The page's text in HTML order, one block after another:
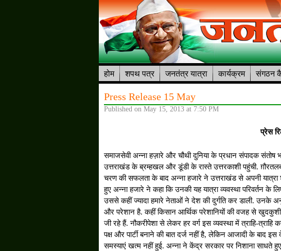
होम शपथ पत्र जनतंत्र यात्रा कार्यक्रम संगठन
Press Release 15 May
Published on May 15, 2013 at 7:50 PM
प्रेस
समाजसेवी अन्ना हज़ारे और चौथी दुनिया के प्रधान संपादक
उत्तराखंड के ब्रम्हखल और डूंडी के रास्ते उत्तरकाशी पहुंची.
चरण की सफलता के बाद अन्ना हजारे ने उत्तराखंड से अपनी
हुए अन्ना हजारे ने कहा कि उनकी यह यात्रा व्यवस्था परिवर्तन के
उससे कहीं ज्यादा हमारे नेताओं ने देश की दुर्गति कर डाली. उनके
और परेशान है. कहीं किसान आर्थिक परेशानियों की वजह से
जी रहे हैं. नौकरीपेशा से लेकर हर वर्ग इस व्यवस्था में त्राहि-
पक्ष और पार्टी बनाने की बात दर्ज नहीं है, लेकिन आजादी के बाद
समस्याएं खत्म नहीं हुई. अन्ना ने केंद्र सरकार पर निशाना साधते